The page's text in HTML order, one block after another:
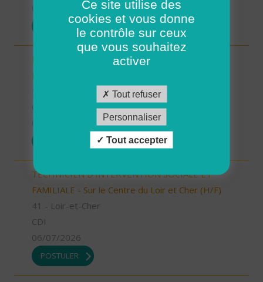
POSTULER
Responsable Secteur/ Accompagnant de
Proximité (H/F)
TECHNICIEN D’INTERVENTION SOCIALE ET
FAMILIALE - Sur le Centre du Loir et Cher (H/F)
41 - Loir-et-Cher
CDI
06/07/2026
POSTULER
Ce site utilise des
cookies et vous donne
le contrôle sur ceux
que vous souhaitez
activer
Tout refuser
Personnaliser
Tout accepter